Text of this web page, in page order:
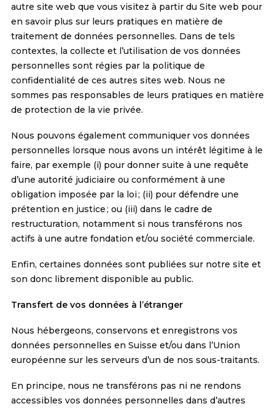
autre site web que vous visitez à partir du Site web pour
en savoir plus sur leurs pratiques en matière de
traitement de données personnelles. Dans de tels
contextes, la collecte et l’utilisation de vos données
personnelles sont régies par la politique de
confidentialité de ces autres sites web. Nous ne
sommes pas responsables de leurs pratiques en matière
de protection de la vie privée.
Nous pouvons également communiquer vos données
personnelles lorsque nous avons un intérêt légitime à le
faire, par exemple (i) pour donner suite à une requête
d’une autorité judiciaire ou conformément à une
obligation imposée par la loi ; (ii) pour défendre une
prétention en justice ; ou (iii) dans le cadre de
restructuration, notamment si nous transférons nos
actifs à une autre fondation et/ou société commerciale.
Enfin, certaines données sont publiées sur notre site et
son donc librement disponible au public.
Transfert de vos données à l’étranger
Nous hébergeons, conservons et enregistrons vos
données personnelles en Suisse et/ou dans l’Union
européenne sur les serveurs d’un de nos sous-traitants.
En principe, nous ne transférons pas ni ne rendons
accessibles vos données personnelles dans d’autres